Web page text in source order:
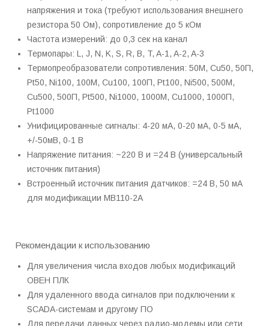
напряжения и тока (требуют использования внешнего
резистора 50 Ом), сопротивление до 5 кОм
Частота измерений: до 0,3 сек на канал
Термопары: L, J, N, K, S, R, B, T, A-1, A-2, A-3
Термопреобразователи сопротивления: 50М, Cu50, 50П,
Pt50, Ni100, 100М, Cu100, 100П, Pt100, Ni500, 500М,
Cu500, 500П, Pt500, Ni1000, 1000М, Cu1000, 1000П,
Pt1000
Унифицированные сигналы: 4-20 мА, 0-20 мА, 0-5 мА,
+/-50мВ, 0-1 В
Напряжение питания: ~220 В и =24 В (универсальный
источник питания)
Встроенный источник питания датчиков: =24 В, 50 мА
для модификации МВ110-2А
Рекомендации к использованию
Для увеличения числа входов любых модификаций
ОВЕН ПЛК
Для удаленного ввода сигналов при подключении к
SCADA-системам и другому ПО
Для передачи данных через радио-модемы или сети